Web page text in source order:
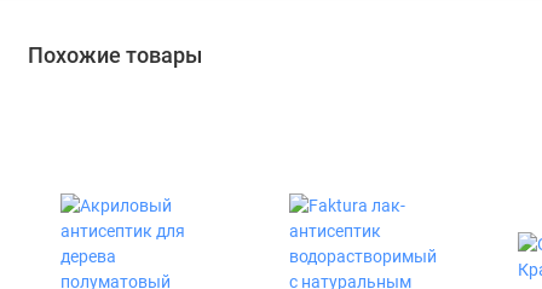
Похожие товары